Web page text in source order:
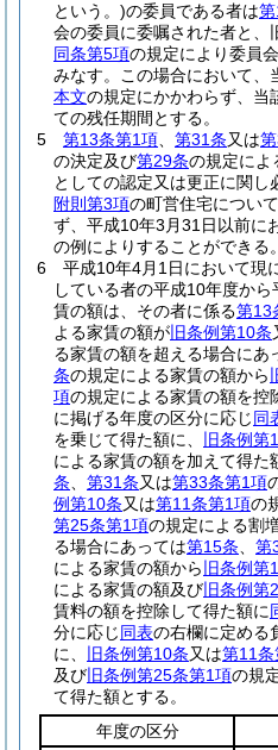
という。)の委員である者は
会の委員に委嘱された者と、
同条第5項の規定により委員
みなす。
この場合において、
本文の規定にかかわらず、当
ての残任期間とする。
5
第13条第1項 第31条又は
の決定及び第29条の規定によ
としての認定又は更正に関し
附則第3項の町営住宅について
ず、平成10年3月31日以前に
の例によりすることができる。
6
平成10年4月1日において現
している者の平成10年度か
賃の額は、その者に係る第13
よる家賃の額が 旧条例第10条
る家賃の額を超える場合にあ
条の規定による家賃の額から
項の規定による家賃の額を控
に掲げる年度の区分に応じ同
を乗じて得た額に、
旧条例第
による家賃の額を加えて得た
条
第31条又は第33条第1項
例第10条又は第11条第1項の
第25条第1項の規定による割
る場合にあっては第15条 第
による家賃の額から 旧条例第
による家賃の額及び 旧条例第
賃料の額を控除して得た額に
分に応じ同表の右欄に定める
に、
旧条例第10条又は第11
及び 旧条例第25条第1項の規
て得た額とする。
年度の区分